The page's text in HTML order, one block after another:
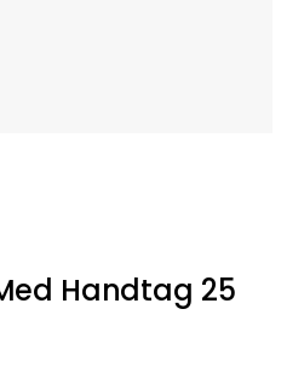
Handtag 25